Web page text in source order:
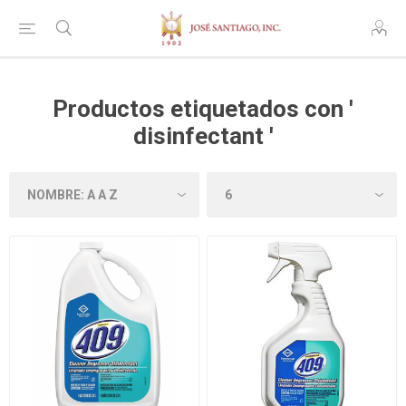
Productos etiquetados con '
disinfectant '